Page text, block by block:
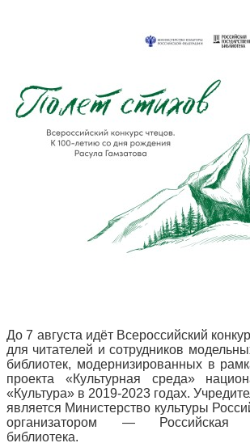
До 7 августа идёт Всероссийский
для читателей и сотрудников
библиотек, модернизированных в
проекта «Культурная среда»
«Культура» в 2019-2023 годах.
является Министерство культуры
организатором ― Российская
библиотека.